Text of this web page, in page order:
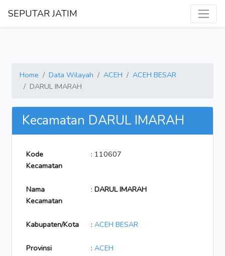
SEPUTAR JATIM
Home Data Wilayah ACEH
ACEH BESAR
DARUL IMARAH
Kecamatan DARUL IMARAH
Kode
Kecamatan
: 110607
Nama
Kecamatan
: DARUL IMARAH
Kabupaten/Kota : ACEH BESAR
Provinsi : ACEH